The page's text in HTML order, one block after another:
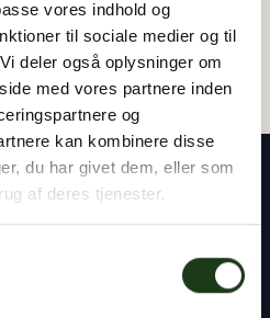
vores indhold og
til sociale medier og til
deler også oplysninger om
med vores partnere inden
og
kan kombinere disse
du har givet dem, eller som
af deres tjenester.
til at hjælpe dig med